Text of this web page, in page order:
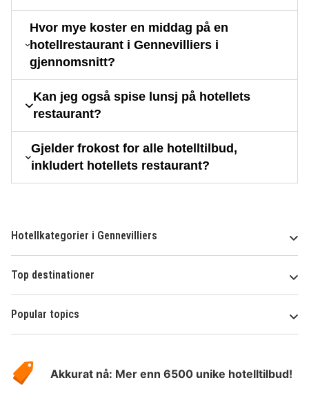
Hvor mye koster en middag på en
hotellrestaurant i Gennevilliers i
gjennomsnitt?
Kan jeg også spise lunsj på hotellets
restaurant?
Gjelder frokost for alle hotelltilbud,
inkludert hotellets restaurant?
Hotellkategorier i Gennevilliers
Top destinationer
Popular topics
Hotelspecials
Akkurat nå: Mer enn 6500 unike hotelltilbud!